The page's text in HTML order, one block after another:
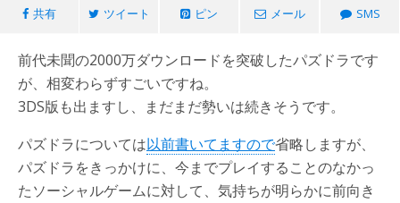
共有 ツイート ピン メール SMS
前代未聞の2000万ダウンロードを突破したパズドラです
が、相変わらずすごいですね。
3DS版も出ますし、まだまだ勢いは続きそうです。
パズドラについては以前書いてますので省略しますが、
パズドラをきっかけに、今までプレイすることのなかっ
たソーシャルゲームに対して、気持ちが明らかに前向き